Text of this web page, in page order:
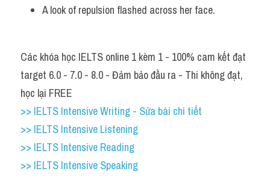
A look of repulsion flashed across her face.
Các khóa học IELTS online 1 kèm 1 - 100% cam kết đạt
target 6.0 - 7.0 - 8.0 - Đảm bảo đầu ra - Thi không đạt,
học lại FREE
>> IELTS Intensive Writing - Sửa bài chi tiết
>> IELTS Intensive Listening
>> IELTS Intensive Reading
>> IELTS Intensive Speaking